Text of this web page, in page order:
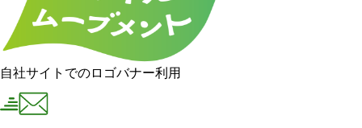
自社サイトでのロゴバナー利用